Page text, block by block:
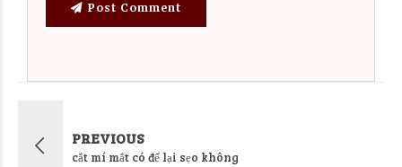
Post Comment
PREVIOUS
cắt mí mắt có để lại sẹo không